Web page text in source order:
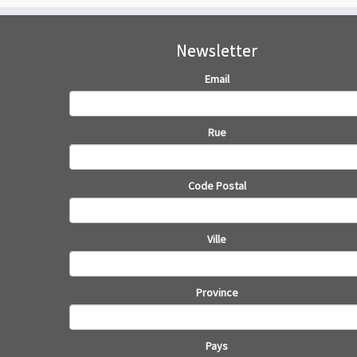
Newsletter
Email
Rue
Code Postal
Ville
Province
Pays